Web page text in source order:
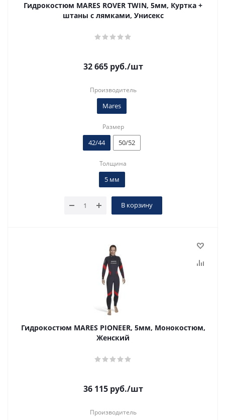
Гидрокостюм MARES ROVER TWIN, 5мм, Куртка +
штаны с лямками, Унисекс
32 665руб./шт
Производитель
Mares
Размер
42/44 50/52
Толщина
5 мм
В корзину
Гидрокостюм MARES PIONEER, 5мм, Монокостюм,
Женский
36 115руб./шт
Производитель